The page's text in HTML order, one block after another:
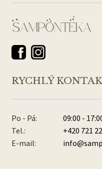
RYCHLÝ
Po - Pá:
09:00 -
Tel.:
+420 721
E-mail: